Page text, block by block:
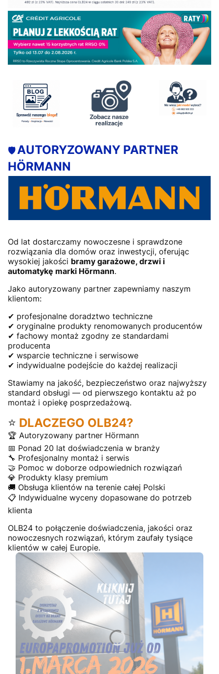
🛡️AUTORYZOWANY PARTNER
HÖRMANN
Od lat dostarczamy nowoczesne i sprawdzone
rozwiązania dla domów oraz inwestycji, oferując
wysokiej jakości bramy garażowe, drzwi i
automatykę marki Hörmann.
Jako autoryzowany partner zapewniamy naszym
klientom:
✔ profesjonalne doradztwo techniczne
✔ oryginalne produkty renomowanych producentów
✔ fachowy montaż zgodny ze standardami
producenta
✔ wsparcie techniczne i serwisowe
✔ indywidualne podejście do każdej realizacji
Stawiamy na jakość, bezpieczeństwo oraz najwyższy
standard obsługi — od pierwszego kontaktu aż po
montaż i opiekę posprzedażową.
⭐ DLACZEGO OLB24?
🏆 Autoryzowany partner Hörmann
📅 Ponad 20 lat doświadczenia w branży
🔧 Profesjonalny montaż i serwis
🤝 Pomoc w doborze odpowiednich rozwiązań
💎 Produkty klasy premium
🚚 Obsługa klientów na terenie całej Polski
📋 Indywidualne wyceny dopasowane do potrzeb
klienta
OLB24 to połączenie doświadczenia, jakości oraz
nowoczesnych rozwiązań, którym zaufały tysiące
klientów w całej Europie.